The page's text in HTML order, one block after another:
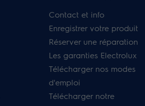
Contact et info
Enregistrer votre produit
Réserver une réparation
Les garanties Electrolux
Télécharger nos modes
d'emploi
Télécharger notre